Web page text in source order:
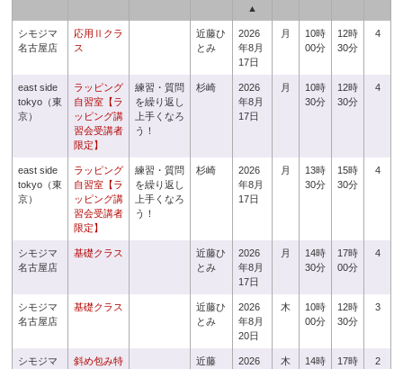
▲
シモジマ
名古屋店
応用Ⅱクラ
ス
近藤ひ
とみ
2026
年8月
17日
月
10時
00分
12時
30分
4
east side
tokyo（東
京）
ラッピング
自習室【ラ
ッピング講
習会受講者
限定】
練習・質問
を繰り返し
上手くなろ
う！
杉崎
2026
年8月
17日
月
10時
30分
12時
30分
4
east side
tokyo（東
京）
ラッピング
自習室【ラ
ッピング講
習会受講者
限定】
練習・質問
を繰り返し
上手くなろ
う！
杉崎
2026
年8月
17日
月
13時
30分
15時
30分
4
シモジマ
名古屋店
基礎クラス
近藤ひ
とみ
2026
年8月
17日
月
14時
30分
17時
00分
4
シモジマ
名古屋店
基礎クラス
近藤ひ
とみ
2026
年8月
20日
木
10時
00分
12時
30分
3
シモジマ
斜め包み特
近藤
2026
木
14時
17時
2